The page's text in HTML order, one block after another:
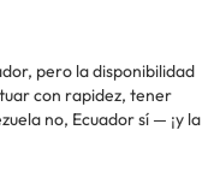
pero la disponibilidad
con rapidez, tener
no, Ecuador sí — ¡y la